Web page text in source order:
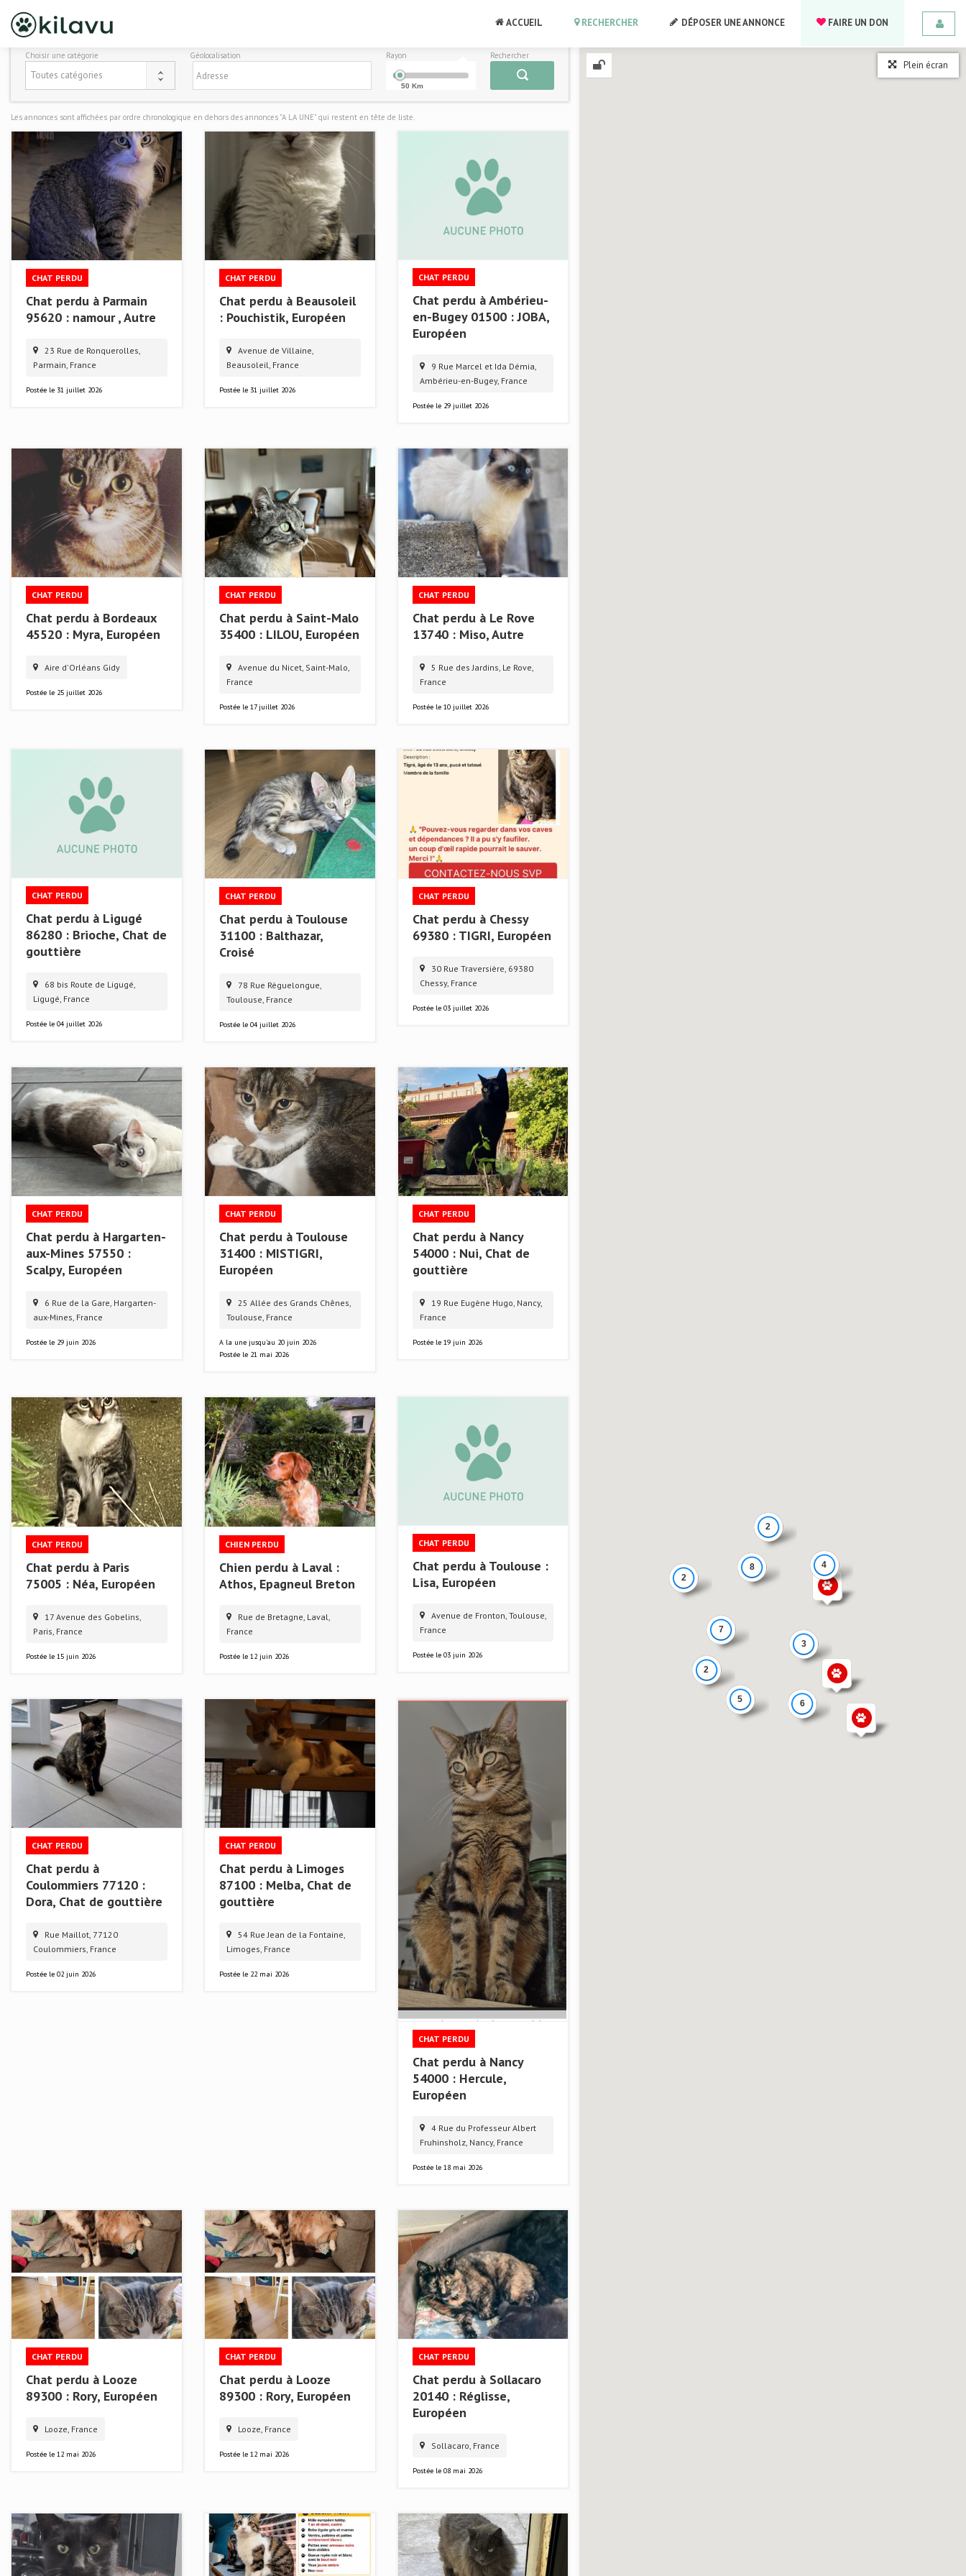
ACCUEIL RECHERCHER DÉPOSER UNE ANNONCE FAIRE UN DON
Choisir une catégorie
Toutes catégories
Géolocalisation Rayon
50 Km
Rechercher
Plein écran
8
3
2
2
6
7
4
5
2
Les annonces sont affichées par ordre chronologique en dehors des annonces "A LA UNE" qui restent en tête de liste.
CHAT PERDU
Chat perdu à Parmain
95620 : namour , Autre
23 Rue de Ronquerolles,
Parmain, France
Postée le 31 juillet 2026
CHAT PERDU
Chat perdu à Beausoleil
: Pouchistik, Européen
Avenue de Villaine,
Beausoleil, France
Postée le 31 juillet 2026
CHAT PERDU
Chat perdu à Ambérieu-
en-Bugey 01500 : JOBA,
Européen
9 Rue Marcel et Ida Démia,
Ambérieu-en-Bugey, France
Postée le 29 juillet 2026
CHAT PERDU
Chat perdu à Bordeaux
45520 : Myra, Européen
Aire d'Orléans Gidy
Postée le 25 juillet 2026
CHAT PERDU
Chat perdu à Saint-Malo
35400 : LILOU, Européen
Avenue du Nicet, Saint-Malo,
France
Postée le 17 juillet 2026
CHAT PERDU
Chat perdu à Le Rove
13740 : Miso, Autre
5 Rue des Jardins, Le Rove,
France
Postée le 10 juillet 2026
CHAT PERDU
Chat perdu à Ligugé
86280 : Brioche, Chat de
gouttière
68 bis Route de Ligugé,
Ligugé, France
Postée le 04 juillet 2026
CHAT PERDU
Chat perdu à Toulouse
31100 : Balthazar,
Croisé
78 Rue Règuelongue,
Toulouse, France
Postée le 04 juillet 2026
CHAT PERDU
Chat perdu à Chessy
69380 : TIGRI, Européen
30 Rue Traversière, 69380
Chessy, France
Postée le 03 juillet 2026
CHAT PERDU
Chat perdu à Hargarten-
aux-Mines 57550 :
Scalpy, Européen
6 Rue de la Gare, Hargarten-
aux-Mines, France
Postée le 29 juin 2026
CHAT PERDU
Chat perdu à Toulouse
31400 : MISTIGRI,
Européen
25 Allée des Grands Chênes,
Toulouse, France
A la une jusqu'au 20 juin 2026
Postée le 21 mai 2026
CHAT PERDU
Chat perdu à Nancy
54000 : Nui, Chat de
gouttière
19 Rue Eugène Hugo, Nancy,
France
Postée le 19 juin 2026
CHAT PERDU
Chat perdu à Paris
75005 : Néa, Européen
17 Avenue des Gobelins,
Paris, France
Postée le 15 juin 2026
CHIEN PERDU
Chien perdu à Laval :
Athos, Epagneul Breton
Rue de Bretagne, Laval,
France
Postée le 12 juin 2026
CHAT PERDU
Chat perdu à Toulouse :
Lisa, Européen
Avenue de Fronton, Toulouse,
France
Postée le 03 juin 2026
CHAT PERDU
Chat perdu à
Coulommiers 77120 :
Dora, Chat de gouttière
Rue Maillot, 77120
Coulommiers, France
Postée le 02 juin 2026
CHAT PERDU
Chat perdu à Limoges
87100 : Melba, Chat de
gouttière
54 Rue Jean de la Fontaine,
Limoges, France
Postée le 22 mai 2026
CHAT PERDU
Chat perdu à Nancy
54000 : Hercule,
Européen
4 Rue du Professeur Albert
Fruhinsholz, Nancy, France
Postée le 18 mai 2026
CHAT PERDU
Chat perdu à Looze
89300 : Rory, Européen
Looze, France
Postée le 12 mai 2026
CHAT PERDU
Chat perdu à Looze
89300 : Rory, Européen
Looze, France
Postée le 12 mai 2026
CHAT PERDU
Chat perdu à Sollacaro
20140 : Réglisse,
Européen
Sollacaro, France
Postée le 08 mai 2026